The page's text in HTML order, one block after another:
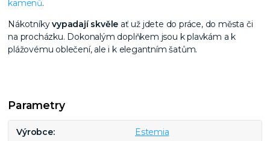
kamenů.
Nákotníkyvypadají skvěle ať už jdete do práce, do města či
na procházku. Dokonalým doplňkem jsou k plavkám a k
plážovému oblečení, ale i k elegantním šatům.
Parametry
Výrobce Estemia